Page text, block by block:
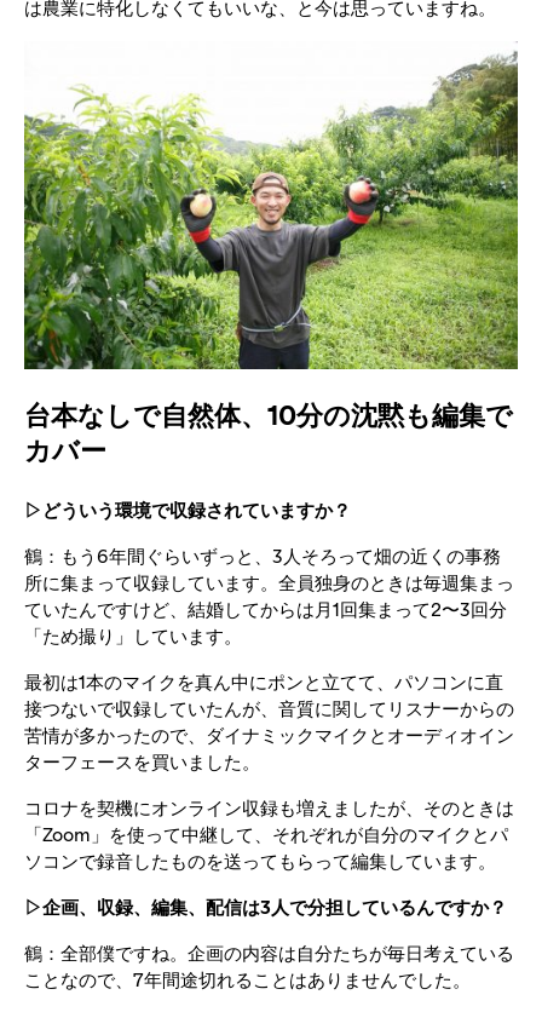
は農業に特化しなくてもいいな、と今は思っていますね。
台本なしで自然体、10分の沈黙も編集で
カバー
▷どういう環境で収録されていますか？
鶴：もう6年間ぐらいずっと、3人そろって畑の近くの事務
所に集まって収録しています。全員独身のときは毎週集まっ
ていたんですけど、結婚してからは月1回集まって2〜3回分
「ため撮り」しています。
最初は1本のマイクを真ん中にポンと立てて、パソコンに直
接つないで収録していたんが、音質に関してリスナーからの
苦情が多かったので、ダイナミックマイクとオーディオイン
ターフェースを買いました。
コロナを契機にオンライン収録も増えましたが、そのときは
「Zoom」を使って中継して、それぞれが自分のマイクとパ
ソコンで録音したものを送ってもらって編集しています。
▷企画、収録、編集、配信は3人で分担しているんですか？
鶴：全部僕ですね。企画の内容は自分たちが毎日考えている
ことなので、7年間途切れることはありませんでした。